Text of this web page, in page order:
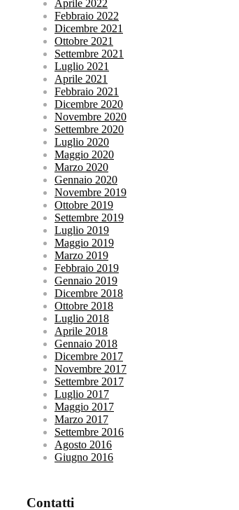
Aprile 2022
Febbraio 2022
Dicembre 2021
Ottobre 2021
Settembre 2021
Luglio 2021
Aprile 2021
Febbraio 2021
Dicembre 2020
Novembre 2020
Settembre 2020
Luglio 2020
Maggio 2020
Marzo 2020
Gennaio 2020
Novembre 2019
Ottobre 2019
Settembre 2019
Luglio 2019
Maggio 2019
Marzo 2019
Febbraio 2019
Gennaio 2019
Dicembre 2018
Ottobre 2018
Luglio 2018
Aprile 2018
Gennaio 2018
Dicembre 2017
Novembre 2017
Settembre 2017
Luglio 2017
Maggio 2017
Marzo 2017
Settembre 2016
Agosto 2016
Giugno 2016
Contatti